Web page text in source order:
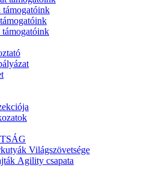
Világszövetsége
Agility csapata